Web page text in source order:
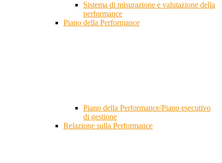
Sistema di misurazione e valutazione della
performance
Piano della Performance
Piano della Performance/Piano esecutivo
di gestione
Relazione sulla Performance